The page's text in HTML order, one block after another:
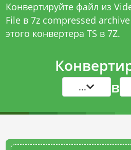
Конвертируйте файл из
File в 7z compressed
этого конвертера TS в 7Z.
... в